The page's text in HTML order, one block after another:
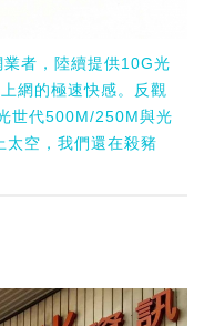
者，陸續提供10G光
網的極速快感。反觀
世代500M/250M與光
空，我們還在殺豬